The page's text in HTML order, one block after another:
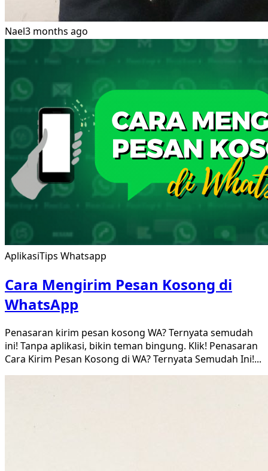
Nael3 months ago
AplikasiTips Whatsapp
Cara Mengirim Pesan Kosong di
WhatsApp
Penasaran kirim pesan kosong WA? Ternyata semudah
ini! Tanpa aplikasi, bikin teman bingung. Klik! Penasaran
Cara Kirim Pesan Kosong di WA? Ternyata Semudah Ini!...